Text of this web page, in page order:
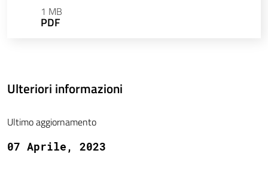
1 MB
PDF
Ulteriori informazioni
Ultimo aggiornamento
07 Aprile, 2023